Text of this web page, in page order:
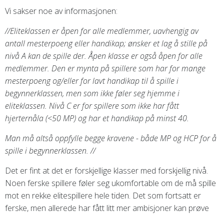
Vi sakser noe av informasjonen:
//Eliteklassen er åpen for alle medlemmer, uavhengig av
antall mesterpoeng eller handikap; ønsker et lag å stille på
nivå A kan de spille der. Åpen klasse er også åpen for alle
medlemmer. Den er mynta på spillere som har for mange
mesterpoeng og/eller for lavt handikap til å spille i
begynnerklassen, men som ikke føler seg hjemme i
eliteklassen. Nivå C er for spillere som ikke har fått
hjerternåla (<50 MP) og har et handikap på minst 40.
Man må altså oppfylle begge kravene - både MP og HCP for å
spille i begynnerklassen. //
Det er fint at det er forskjellige klasser med forskjellig nivå.
Noen ferske spillere føler seg ukomfortable om de må spille
mot en rekke elitespillere hele tiden. Det som fortsatt er
ferske, men allerede har fått litt mer ambisjoner kan prøve